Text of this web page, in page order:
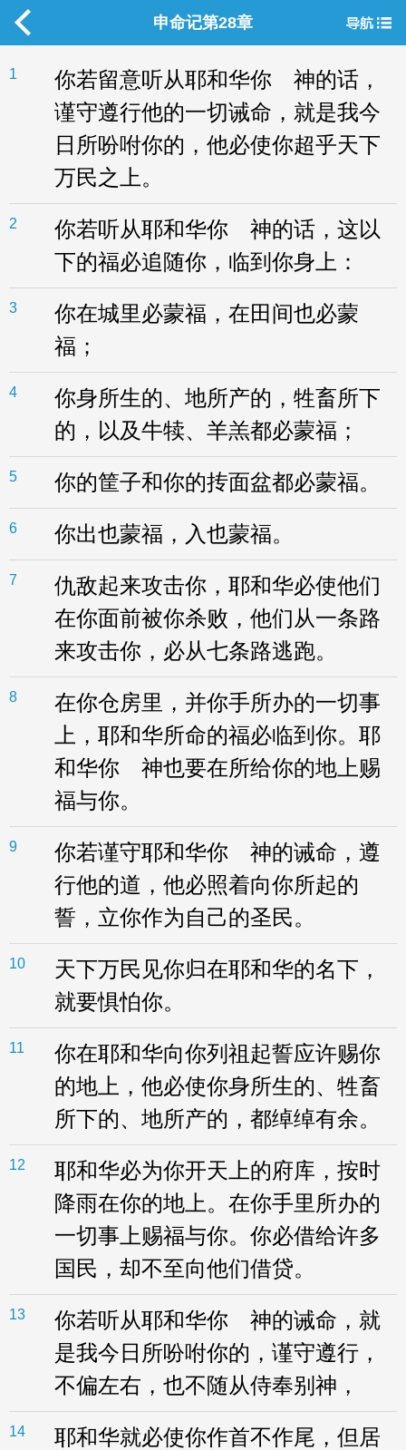
申命记第28章
1
你若留意听从耶和华你 神的话，
谨守遵行他的一切诫命，就是我今
日所吩咐你的，他必使你超乎天下
万民之上。
2
你若听从耶和华你 神的话，这以
下的福必追随你，临到你身上：
3
你在城里必蒙福，在田间也必蒙
福；
4
你身所生的、地所产的，牲畜所下
的，以及牛犊、羊羔都必蒙福；
5 你的筐子和你的抟面盆都必蒙福。
6 你出也蒙福，入也蒙福。
7
仇敌起来攻击你，耶和华必使他们
在你面前被你杀败，他们从一条路
来攻击你，必从七条路逃跑。
8
在你仓房里，并你手所办的一切事
上，耶和华所命的福必临到你。耶
和华你 神也要在所给你的地上赐
福与你。
9
你若谨守耶和华你 神的诫命，遵
行他的道，他必照着向你所起的
誓，立你作为自己的圣民。
10
天下万民见你归在耶和华的名下，
就要惧怕你。
11
你在耶和华向你列祖起誓应许赐你
的地上，他必使你身所生的、牲畜
所下的、地所产的，都绰绰有余。
12
耶和华必为你开天上的府库，按时
降雨在你的地上。在你手里所办的
一切事上赐福与你。你必借给许多
国民，却不至向他们借贷。
13
你若听从耶和华你 神的诫命，就
是我今日所吩咐你的，谨守遵行，
不偏左右，也不随从侍奉别神，
14
耶和华就必使你作首不作尾，但居